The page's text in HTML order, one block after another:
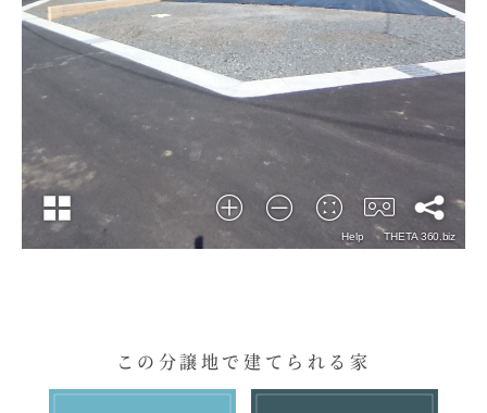
この分譲地で建てられる家